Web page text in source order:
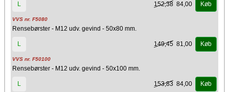
L 152,38 84,00 Køb
VVS nr. F5080
Rensebørster - M12 udv. gevind - 50x80 mm.
L 149,45 81,00 Køb
VVS nr. F50100
Rensebørster - M12 udv. gevind - 50x100 mm.
L 153,83 84,00 Køb